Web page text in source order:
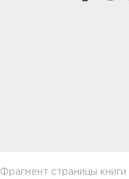
Фрагмент страницы